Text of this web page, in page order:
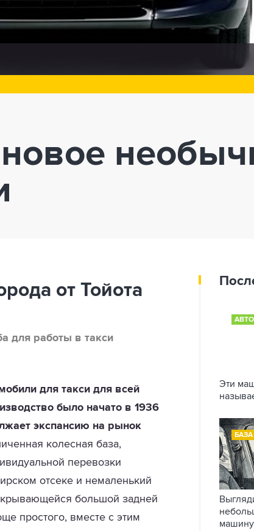
от Тойота
для работы в такси
для такси для всей
было начато в 1936
экспансию на рынок
колесная база,
перевозки
отсеке и немаленький
большой задней
простого, вместе с этим
Эти